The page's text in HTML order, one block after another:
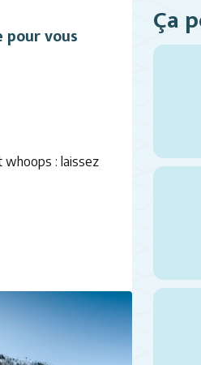
vous
whoops : laissez
Ça